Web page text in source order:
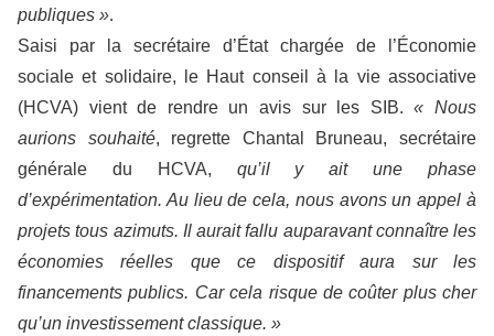
publiques ».
Saisi par la secrétaire d’État chargée de l’Économie
sociale et solidaire, le Haut conseil à la vie associative
(HCVA) vient de rendre un avis sur les SIB.« Nous
aurions souhaité, regrette Chantal Bruneau, secrétaire
générale du HCVA, qu’il y ait une phase
d’expérimentation. Au lieu de cela, nous avons un appel à
projets tous azimuts. Il aurait fallu auparavant connaître les
économies réelles que ce dispositif aura sur les
financements publics. Car cela risque de coûter plus cher
qu’un investissement classique. »